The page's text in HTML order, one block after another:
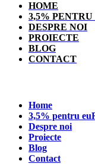
HOME
3,5%
DESPRE NOI
PROIECTE
BLOG
CONTACT
Home
3,5% pentru
Despre noi
Proiecte
Blog
Contact